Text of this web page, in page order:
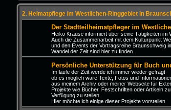
2. Heimatpflege im Westlichen-Ringgebiet in
Der Stadtteilheimatpfleger im
Heiko Krause informiert über seine Tätigkeiten im
Auch die Zusammenarbeit mit dem Kulturpunkt
und den Events der Vortragsreihe Braunschweig
Wandel der Zeit sind hier zu finden.
Persönliche Unterstützung für Buch
Im laufe der Zeit werde ich immer wieder gefragt
ob es möglich wäre Texte, Fotos und
aus meinem Archiv oder meiner Webseite für
Projekte wie Bücher, Festschriften oder Artikeln
Verfügung zu stellen.
Hier möchte ich einige dieser Projekte vorstellen.